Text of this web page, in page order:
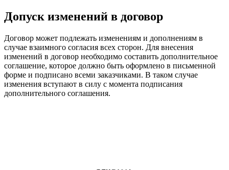
Допуск изменений в договор
Договор может подлежать изменениям и дополнениям в
случае взаимного согласия всех сторон. Для внесения
изменений в договор необходимо составить дополнительное
соглашение, которое должно быть оформлено в письменной
форме и подписано всеми заказчиками. В таком случае
изменения вступают в силу с момента подписания
дополнительного соглашения.